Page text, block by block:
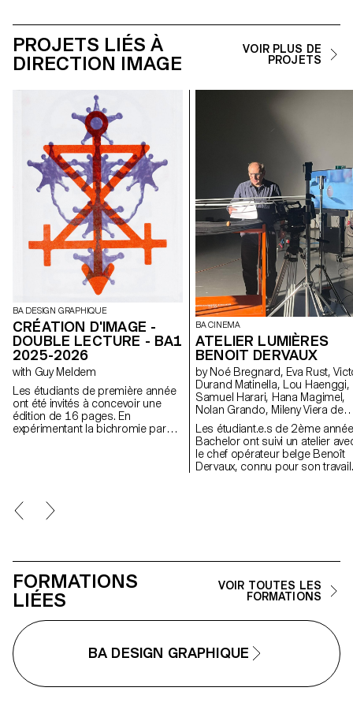
PROJETS LIÉS À
DIRECTION IMAGE
VOIR PLUS DE
PROJETS
BA DESIGN GRAPHIQUE
CRÉATION D'IMAGE -
DOUBLE LECTURE - BA1
2025-2026
with Guy Meldem
Les étudiants de première année
ont été invités à concevoir une
édition de 16 pages. En
expérimentant la bichromie par
BA CINEMA
ATELIER LUMIÈRES
BENOIT DERVAUX
by Noé Bregnard, Eva Rust, Victor
Durand Matinella, Lou Haenggi,
Samuel Harari, Hana Magimel,
Nolan Grando, Mileny Viera de
Andrade, Zélia Zanone
Les étudiant.e.s de 2ème année
Bachelor ont suivi un atelier
le chef opérateur belge Benoît
Dervaux, connu pour son travail
FORMATIONS
LIÉES
VOIR TOUTES LES
FORMATIONS
BA DESIGN GRAPHIQUE